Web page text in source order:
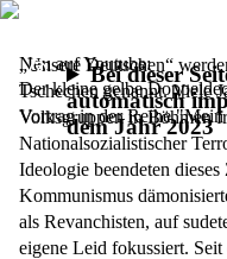
Bei dieser
automatisch
dem Jahr 2023
Neu auf Youtube:
Der kleine gelbe
Vortrag in der Reihe "Mein
„Unsere Deutschen“
Tschechen genannt. Viele
Volksgruppen in Böhmen
Nationalsozialistischer
Ideologie beendeten
Kommunismus
als Revanchisten, auf
eigene Leid fokussiert.